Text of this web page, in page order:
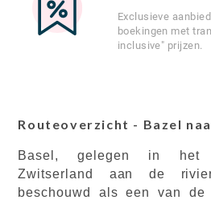
Exclusieve
boekingen met
inclusive" prijzen.
Routeoverzicht - Bazel
Basel, gelegen in het
Zwitserland aan de
beschouwd als een van de